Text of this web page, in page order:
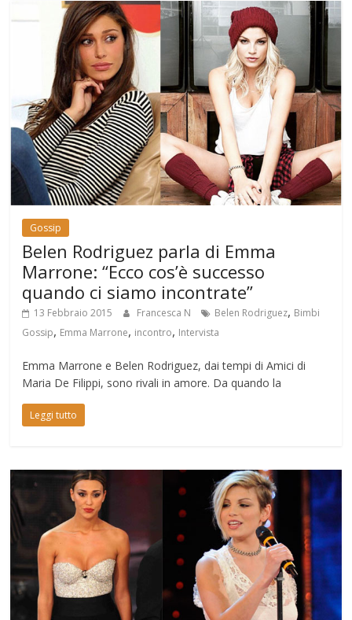
Gossip
Belen Rodriguez parla di Emma
Marrone: “Ecco cos’è successo
quando ci siamo incontrate”
13 Febbraio 2015 Francesca N Belen Rodriguez, Bimbi
Gossip, Emma Marrone, incontro, Intervista
Emma Marrone e Belen Rodriguez, dai tempi di Amici di
Maria De Filippi, sono rivali in amore. Da quando la
Leggi tutto